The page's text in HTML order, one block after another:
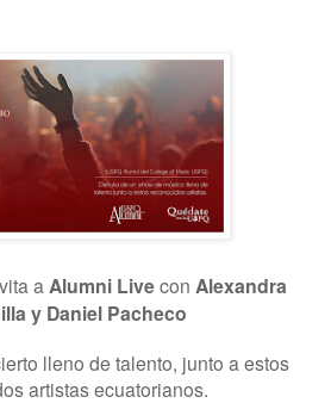
a Alumni Livecon Alexandra
y Daniel Pacheco
lleno de talento, junto a estos
artistas ecuatorianos.